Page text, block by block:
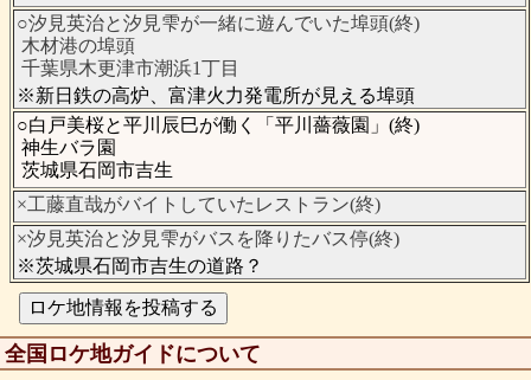
○汐見英治と汐見雫が一緒に遊んでいた埠頭(終)
木材港の埠頭
千葉県木更津市潮浜1丁目
※新日鉄の高炉、富津火力発電所が見える埠頭
○白戸美桜と平川辰巳が働く「平川薔薇園」(終)
神生バラ園
茨城県石岡市吉生
×工藤直哉がバイトしていたレストラン(終)
×汐見英治と汐見雫がバスを降りたバス停(終)
※茨城県石岡市吉生の道路？
全国ロケ地ガイドについて